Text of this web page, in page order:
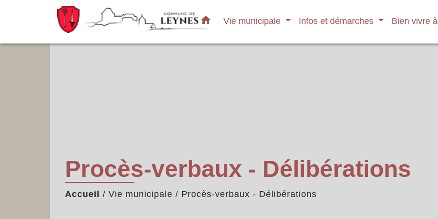
home Vie municipale Infos et démarches Bien vivre
Procès-verbaux - Délibérations
Accueil / Vie municipale / Procès-verbaux - Délibérations